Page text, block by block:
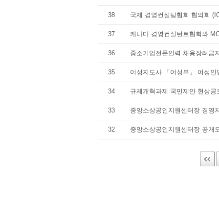
38 국제 경영컨설팅협회 협의회
37 캐나다 경영컨설턴트협회와
36 중소기업전문인력 채용장려금
35 여성지도사 「여성부」 여성인
34 규제개혁과제 국민제안 현상공
33 중앙소상공인지원센터장 경영
32 중앙소상공인지원센터장 공개